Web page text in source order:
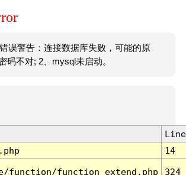
误警告：连接数据库失败，可能的原
码不对; 2、mysql未启动。
Line
14
function/function_extend.php 324